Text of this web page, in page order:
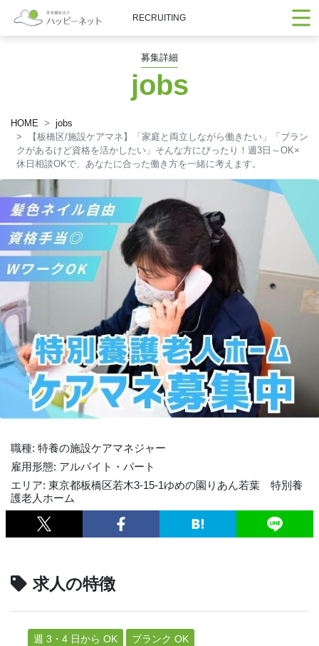
RECRUITING
募集詳細
jobs
HOME
jobs
【板橋区/施設ケアマネ】「家庭と両立しながら働きたい」「ブラン
クがあるけど資格を活かしたい」そんな方にぴったり！週3日～OK×
休日相談OKで、あなたに合った働き方を一緒に考えます。
職種: 特養の施設ケアマネジャー
雇用形態: アルバイト・パート
エリア: 東京都板橋区若木3-15-1ゆめの園りあん若葉 特別養
護老人ホーム
求人の特徴
週 3・4 日から OK ブランク OK